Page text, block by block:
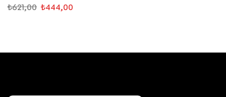
(3141)
₺621,00 ₺444,00